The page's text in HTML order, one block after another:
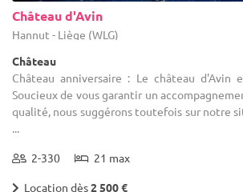
Château d'Avin
Hannut - Liège (WLG)
Château
Château anniversaire : Le château d'Avin
Soucieux de vous garantir un
qualité, nous suggérons toutefois sur notre
...
2-330 21 max
Location dès2 500 €